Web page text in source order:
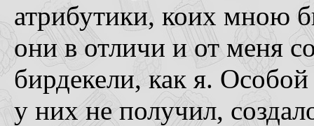
атрибутики, коих мною
они в отличи и от меня
бирдекели, как я.
у них не получил,